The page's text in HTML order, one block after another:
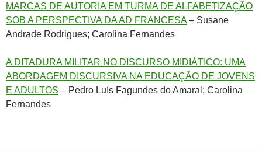
MARCAS DE AUTORIA EM TURMA DE ALFABETIZAÇÃO
SOB A PERSPECTIVA DA AD FRANCESA– Susane
Andrade Rodrigues; Carolina Fernandes
A DITADURA MILITAR NO DISCURSO MIDIÁTICO: UMA
ABORDAGEM DISCURSIVA NA EDUCAÇÃO DE JOVENS
E ADULTOS – Pedro Luís Fagundes do Amaral; Carolina
Fernandes